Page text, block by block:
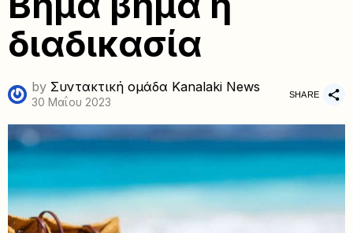
διαδικασία
by Συντακτική ομάδα Kanalaki News
30 Μαΐου 2023
SHARE